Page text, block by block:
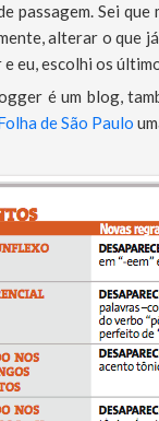
passagem. Sei
alterar o que
eu, escolhi os
é um blog,
de São Paulo